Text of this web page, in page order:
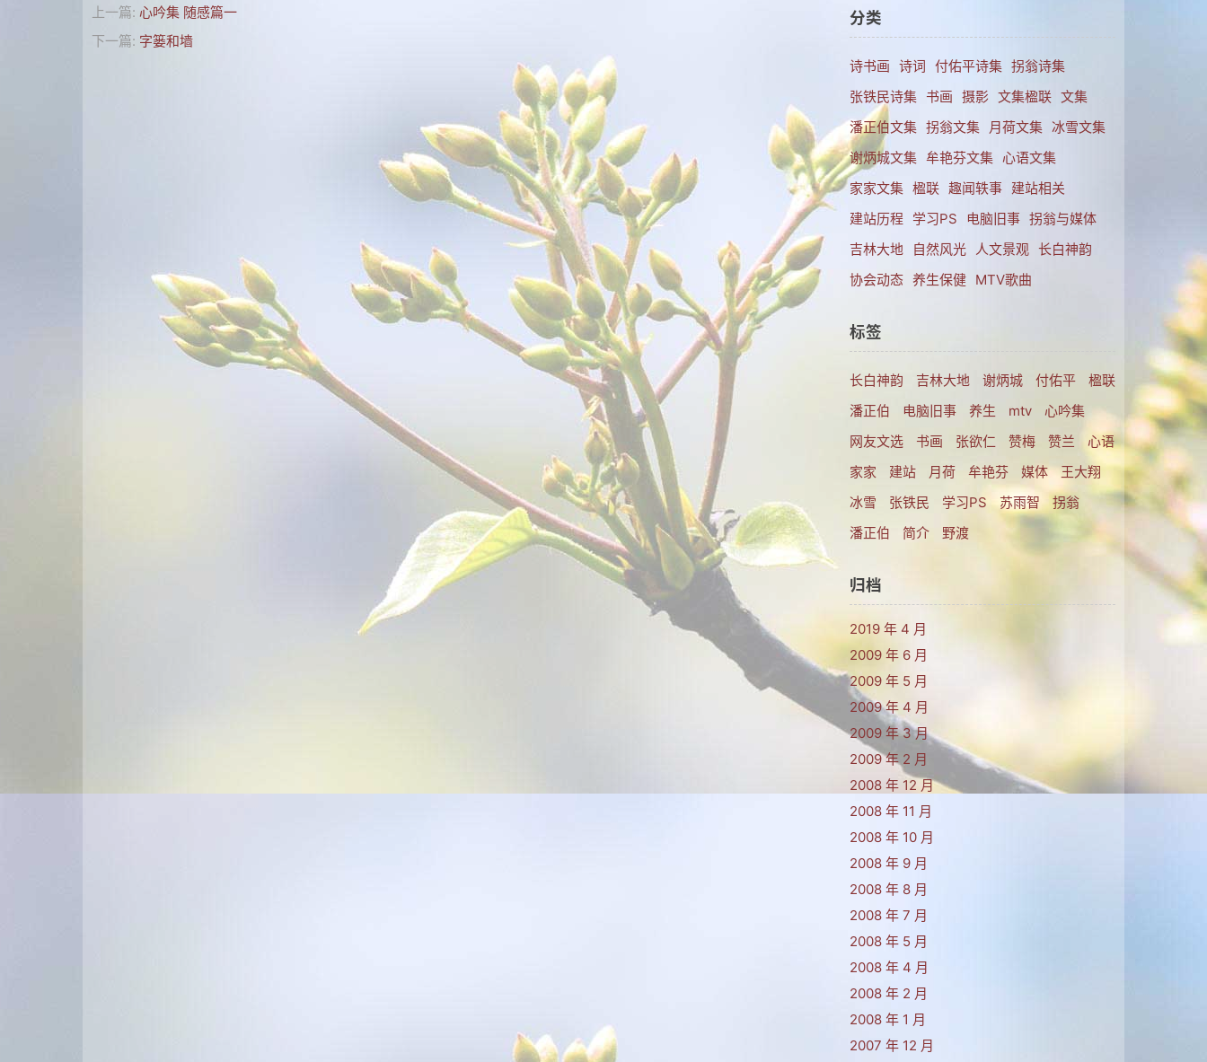
上一篇: 心吟集 随感篇一
下一篇: 字篓和墙
分类
诗书画 诗词 付佑平诗集 拐翁诗集
张铁民诗集
书画 摄影 文集楹联 文集
潘正伯文集 拐翁文集 月荷文集 冰雪文集
谢炳城文集 牟艳芬文集 心语文集
家家文集 楹联 趣闻轶事
建站相关
建站历程
学习PS 电脑旧事 拐翁与媒体
吉林大地
自然风光 人文景观 长白神韵
协会动态 养生保健 MTV歌曲
标签
长白神韵 吉林大地 谢炳城 付佑平
楹联
潘正伯
电脑旧事 养生 mtv
心吟集
网友文选
书画 张欲仁 赞梅 赞兰
心语
家家
建站 月荷 牟艳芬 媒体
王大翔
冰雪
张铁民 学习PS 苏雨智
拐翁
​潘正伯
简介 野渡
归档
2019 年 4 月
2009 年 6 月
2009 年 5 月
2009 年 4 月
2009 年 3 月
2009 年 2 月
2008 年 12 月
2008 年 11 月
2008 年 10 月
2008 年 9 月
2008 年 8 月
2008 年 7 月
2008 年 5 月
2008 年 4 月
2008 年 2 月
2008 年 1 月
2007 年 12 月